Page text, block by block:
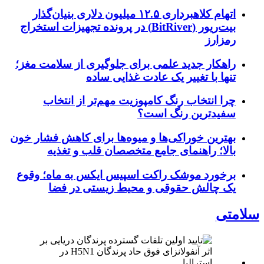
اتهام کلاهبرداری ۱۲.۵ میلیون دلاری بنیان‌گذار
بیت‌ریور (BitRiver) در پرونده تجهیزات استخراج
رمزارز
راهکار جدید علمی برای جلوگیری از سلامت مغز؛
تنها با تغییر یک عادت غذایی ساده
چرا انتخاب رنگ کامپوزیت مهم‌تر از انتخاب
سفیدترین رنگ است؟
بهترین خوراکی‌ها و میوه‌ها برای کاهش فشار خون
بالا؛ راهنمای جامع متخصصان قلب و تغذیه
برخورد موشک راکت اسپیس ایکس به ماه؛ وقوع
یک چالش حقوقی و محیط زیستی در فضا
سلامتی